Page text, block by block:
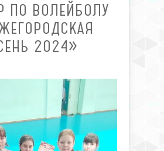
ПО ВОЛЕЙБОЛУ
2024»